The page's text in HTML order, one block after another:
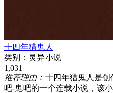
十四年猎鬼人
类别： 灵异小说
1,031
推荐理由： 十四年猎鬼人是创
吧-鬼吧的一个连载小说，该